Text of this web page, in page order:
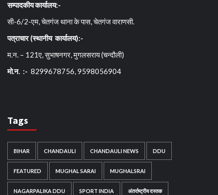
सम्पादकीय कार्यालय:-
सी-6/2-एम, चेतगंज थाना के पास, चेतगंज वाराणसी.
पत्राचार (स्थानीय कार्यालय):-
म.न. – 121ए, सुभाषनगर, मुगलसराय (चन्दौली)
मो.न. :- 8299678756, 9598056904
Tags
BIHAR CHANDAULI CHANDAULI NEWS DDU
FEATURED MUGHAL SARAI MUGHALSRAI
NAGARPALIKA DDU SPORT INDIA अंतर्राष्ट्रीय दस्तक